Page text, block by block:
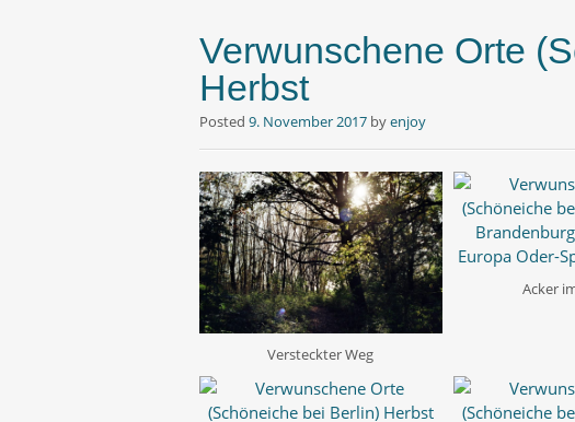
Verwunschene Orte
Herbst
Posted 9. November 2017 byenjoy
Versteckter Weg
Acker